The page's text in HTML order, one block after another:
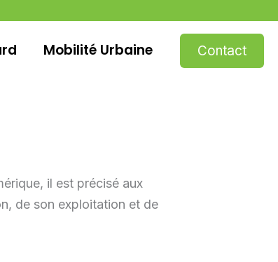
Mobilité Urbaine Contact
il est précisé aux
de son exploitation et de